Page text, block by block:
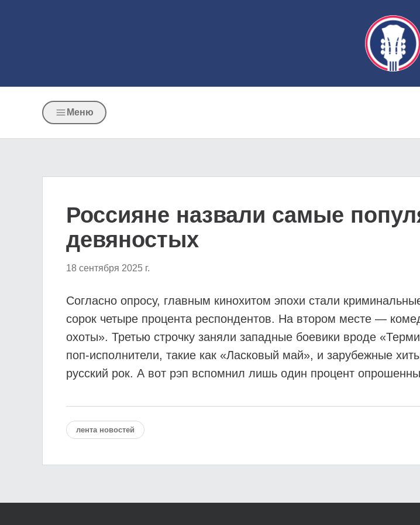
Меню
Россияне назвали самые
девяностых
18 сентября 2025 г.
Согласно опросу, главным кинохитом эпохи стали
сорок четыре процента респондентов. На втором месте —
охоты». Третью строчку заняли западные боевики вроде
поп-исполнители, такие как «Ласковый май», и зарубежные
русский рок. А вот рэп вспомнил лишь один процент
лента новостей